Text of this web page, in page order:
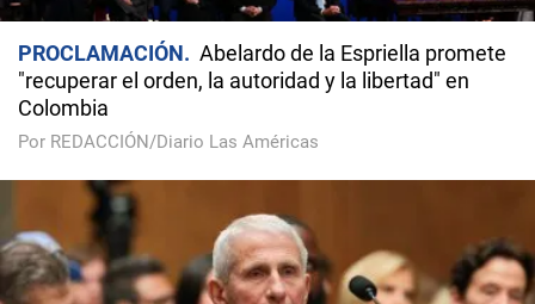
PROCLAMACIÓN
Abelardo de la Espriella promete
"recuperar el orden, la autoridad y la libertad" en
Colombia
Por REDACCIÓN/Diario Las Américas